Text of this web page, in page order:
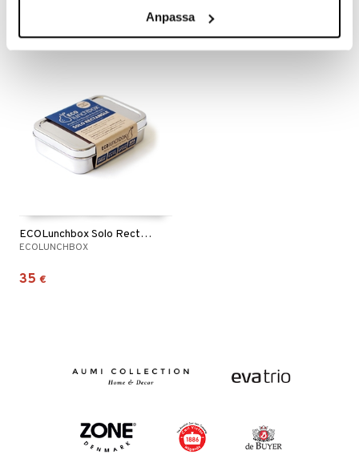
Anpassa39,90
ECOLunchbox Solo Rectangle Eväslaatikko
ECOLUNCHBOX
35 €